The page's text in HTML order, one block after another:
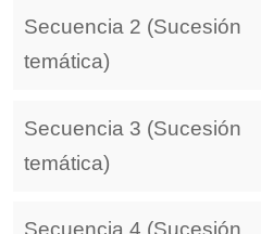
Secuencia 2 (Sucesión
temática)
Secuencia 3 (Sucesión
temática)
Secuencia 4 (Sucesión